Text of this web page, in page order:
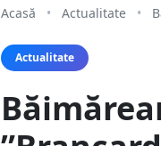
Acasă • Actualitate •
Actualitate